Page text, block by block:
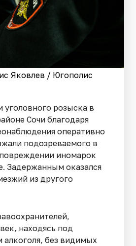
Яковлев / Югополис
уголовного розыска в
Сочи благодаря
оперативно
подозреваемого в
иномарок
Задержанным оказался
из другого
находясь под
алкоголя, без видимых